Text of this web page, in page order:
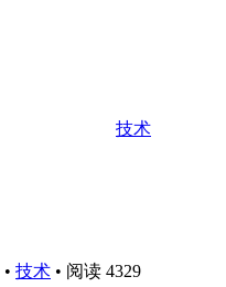
技术
• 技术 • 阅读 4329